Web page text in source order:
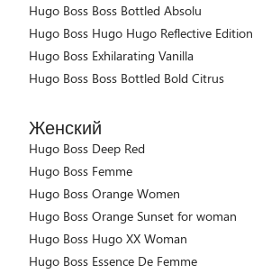
Hugo Boss Boss Bottled Absolu
Hugo Boss Hugo Hugo Reflective Edition
Hugo Boss Exhilarating Vanilla
Hugo Boss Boss Bottled Bold Citrus
Женский
Hugo Boss Deep Red
Hugo Boss Femme
Hugo Boss Orange Women
Hugo Boss Orange Sunset for woman
Hugo Boss Hugo XX Woman
Hugo Boss Essence De Femme